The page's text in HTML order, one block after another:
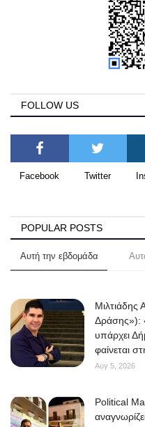
FOLLOW US
Facebook Twitter
POPULAR POSTS
Αυτή την εβδομάδα
Μιλτιάδης
Δράσης»):
υπάρχει
φαίνεται
Αυγ 5, 2026
Political